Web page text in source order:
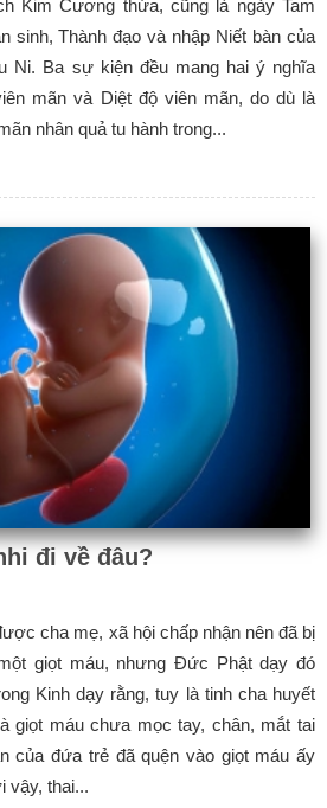
Kim Cương thừa, cũng là ngày Tam
sinh, Thành đạo và nhập Niết bàn của
Ni. Ba sự kiện đều mang hai ý nghĩa
mãn và Diệt độ viên mãn, do dù là
nhân quả tu hành trong...
đi về đâu?
cha mẹ, xã hội chấp nhận nên đã bị
giọt máu, nhưng Đức Phật dạy đó
Kinh dạy rằng, tuy là tinh cha huyết
giọt máu chưa mọc tay, chân, mắt tai
của đứa trẻ đã quện vào giọt máu ấy
vậy, thai...